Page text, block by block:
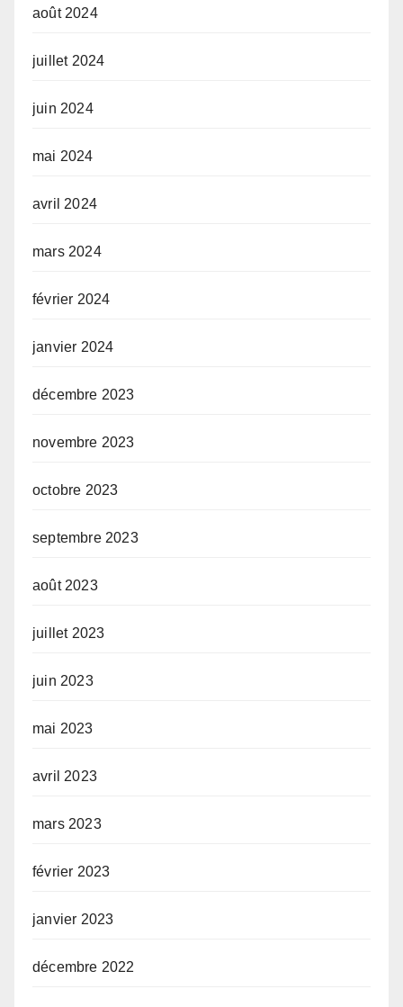
août 2024
juillet 2024
juin 2024
mai 2024
avril 2024
mars 2024
février 2024
janvier 2024
décembre 2023
novembre 2023
octobre 2023
septembre 2023
août 2023
juillet 2023
juin 2023
mai 2023
avril 2023
mars 2023
février 2023
janvier 2023
décembre 2022